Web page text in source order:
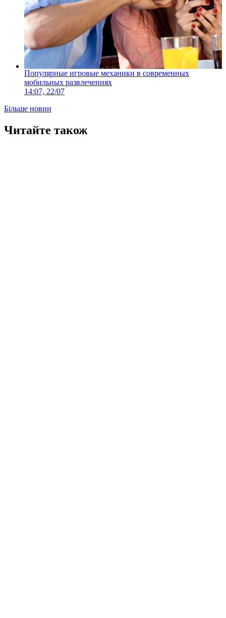
Популярные игровые механики в современных
мобильных развлечениях
14:07, 22/07
Більше новин
Читайте також